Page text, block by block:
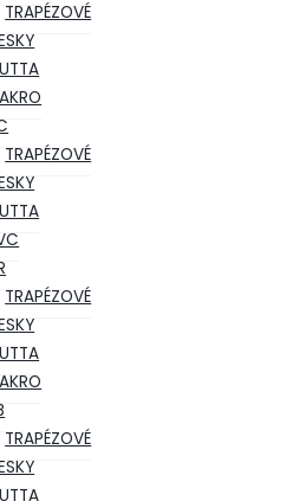
TRAPÉZOVÉ
TRAPÉZOVÉ
TRAPÉZOVÉ
TRAPÉZOVÉ